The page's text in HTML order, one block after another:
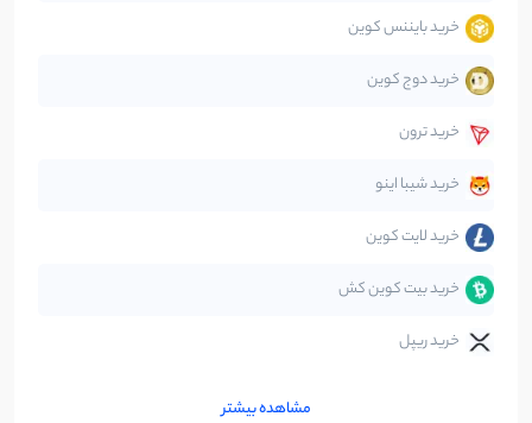
صرافی‌ها
قانون‌گذاری
متاورس
خرید بایننس کوین
خرید دوج کوین
خرید ترون
خرید شیبا اینو
خرید لایت کوین
خرید بیت کوین کش
خرید ریپل
مشاهده بیشتر